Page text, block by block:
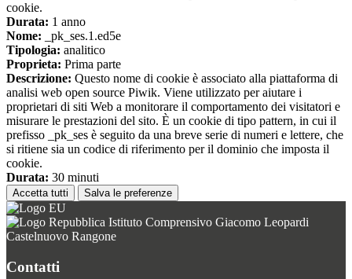
cookie.
Durata: 1 anno
Nome: _pk_ses.1.ed5e
Tipologia: analitico
Proprieta: Prima parte
Descrizione: Questo nome di cookie è associato alla piattaforma di
analisi web open source Piwik. Viene utilizzato per aiutare i
proprietari di siti Web a monitorare il comportamento dei visitatori e
misurare le prestazioni del sito. È un cookie di tipo pattern, in cui il
prefisso _pk_ses è seguito da una breve serie di numeri e lettere, che
si ritiene sia un codice di riferimento per il dominio che imposta il
cookie.
Durata: 30 minuti
Accetta tutti Salva le preferenze
Istituto Comprensivo Giacomo Leopardi
Castelnuovo Rangone
Contatti